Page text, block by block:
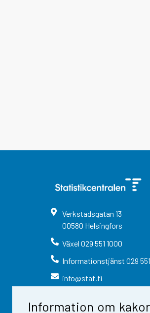
Information om
Verkstadsgatan 13
00580 Helsingfors
Växel 029 551 1000
Informationstjänst 029
info@stat.fi